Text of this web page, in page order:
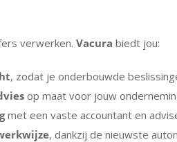
verwerken. Vacura biedt jou:
, zodat je onderbouwde
op maat voor jouw
met een vaste accountant en
, dankzij de nieuwste